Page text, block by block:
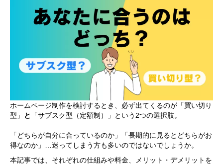
ホームページ制作を検討するとき、必ず出てくるのが「買い切り
型」
と 「サブスク型（定額制）」という2つの選択肢。
「どちらが自分に合っているのか」「長期的に見るとどちらがお
得なのか」…迷ってしまう方も多いのではないでしょうか。
本記事では、それぞれの仕組みや料金、メリット・デメリットを